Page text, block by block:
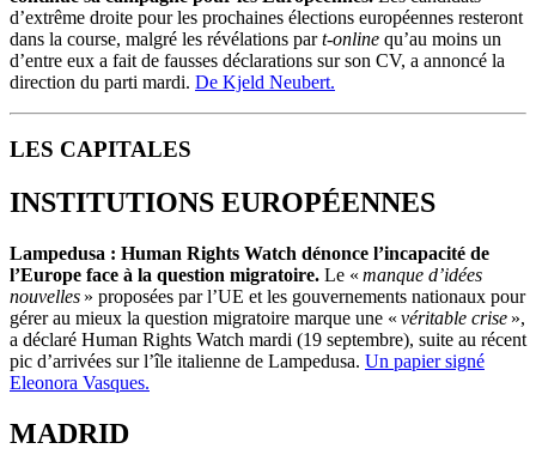
d’extrême droite pour les prochaines élections européennes resteront
dans la course, malgré les révélations part-online qu’au moins un
d’entre eux a fait de fausses déclarations sur son CV, a annoncé la
direction du parti mardi. De Kjeld Neubert.
LES CAPITALES
INSTITUTIONS EUROPÉENNES
Lampedusa : Human Rights Watch dénonce l’incapacité de
l’Europe face à la question migratoire. Le « manque d’idées
nouvelles » proposées par l’UE et les gouvernements nationaux pour
gérer au mieux la question migratoire marque une « véritable crise »,
a déclaré Human Rights Watch mardi (19 septembre), suite au récent
pic d’arrivées sur l’île italienne de Lampedusa. Un papier signé
Eleonora Vasques.
MADRID